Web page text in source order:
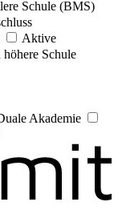
Schule (BMS)
Aktive
Schule
Akademie